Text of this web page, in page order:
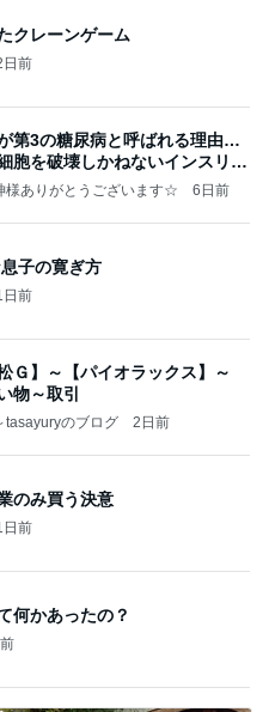
クレーンゲーム
日前
第3の糖尿病と呼ばれる理由…
胞を破壊しかねないインスリン
ありがとうございます☆ 6日前
子の寛ぎ方
日前
Ｇ】～【パイオラックス】～
物～取引
tasayuryのブログ 2日前
のみ買う決意
日前
何かあったの？